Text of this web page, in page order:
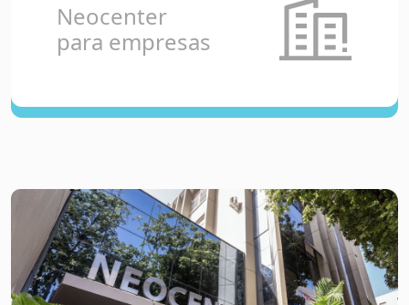
Neocenter
para empresas